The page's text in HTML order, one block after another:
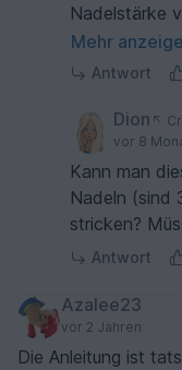
Nadelstärke
Sie zwischen
um die
Maschen
erleichtert
für das
Maschen für
die 2. und 3.
Mehr
Antwort
Dion
vor 8
Kann man
Nadeln (sind
stricken?
Antwort
Azalee23
vor 2 Jahren
Die Anleitung ist